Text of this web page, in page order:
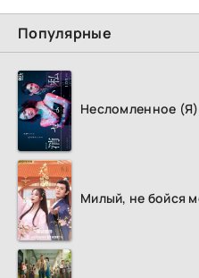
Популярные
Несломленное
Милый, не бойся